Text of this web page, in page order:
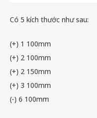
Có 5 kích thước như sau:
(+) 1 100mm
(+) 2 100mm
(+) 2 150mm
(+) 3 100mm
(-) 6 100mm